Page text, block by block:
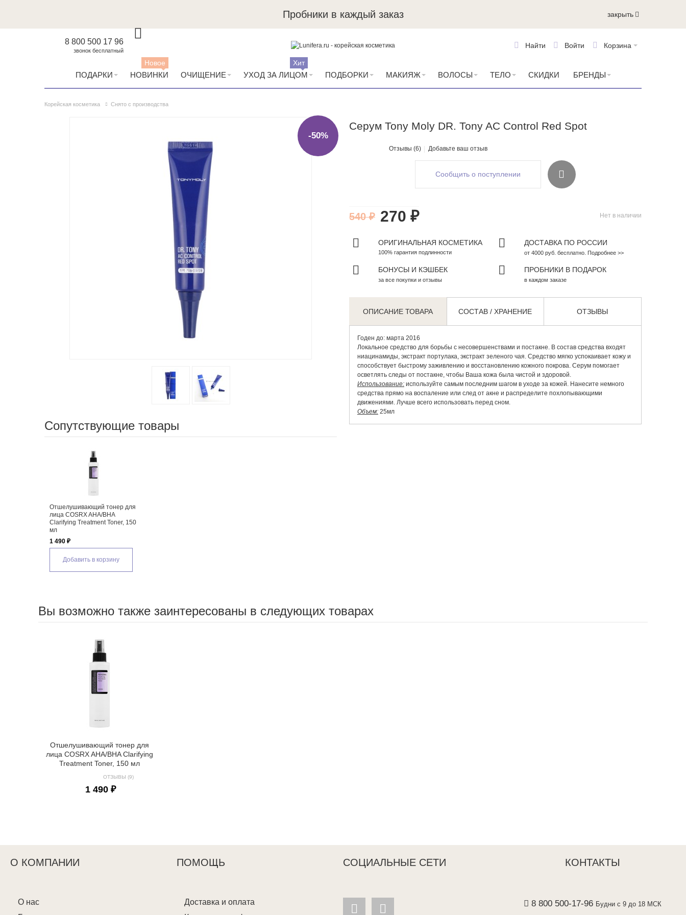
Пробники в каждый заказ закрыть
8 800 500 17 96
звонок бесплатный
Корзина
Войти
Найти
ПОДАРКИ НОВИНКИ
Новое
ОЧИЩЕНИЕ УХОД ЗА ЛИЦОМ
Хит
ПОДБОРКИ МАКИЯЖ ВОЛОСЫ ТЕЛО СКИДКИ БРЕНДЫ
Корейская косметика Снято с производства
Серум Tony Moly DR. Tony AC Control Red Spot
Отзывы (6) Добавьте ваш отзыв
-50%
Сопутствующие товары
Отшелушивающий тонер для
лица COSRX AHA/BHA
Clarifying Treatment Toner, 150
мл
1 490 ₽
Добавить в корзину
Сообщить о поступлении
Нет в наличии
270 ₽
540 ₽
ОРИГИНАЛЬНАЯ КОСМЕТИКА
100% гарантия подлинности
ДОСТАВКА ПО РОССИИ
от 4000 руб. бесплатно. Подробнее >>
БОНУСЫ И КЭШБЕК
за все покупки и отзывы
ПРОБНИКИ В ПОДАРОК
в каждом заказе
ОПИСАНИЕ ТОВАРА СОСТАВ / ХРАНЕНИЕ ОТЗЫВЫ
Годен до: марта 2016
Локальное средство для борьбы с несовершенствами и постакне. В состав средства входят
ниацинамиды, экстракт портулака, экстракт зеленого чая. Средство мягко успокаивает кожу и
способствует быстрому заживлению и восстановлению кожного покрова. Серум помогает
осветлять следы от постакне, чтобы Ваша кожа была чистой и здоровой.
Использование:используйте самым последним шагом в уходе за кожей. Нанесите немного
средства прямо на воспаление или след от акне и распределите похлопывающими
движениями. Лучше всего использовать перед сном.
Объем:25мл
Вы возможно также заинтересованы в следующих товарах
Отшелушивающий тонер для
лица COSRX AHA/BHA Clarifying
Treatment Toner, 150 мл
ОТЗЫВЫ (9)
1 490 ₽
О КОМПАНИИ ПОМОЩЬ СОЦИАЛЬНЫЕ СЕТИ КОНТАКТЫ
О нас
Доставка и оплата
8 800 500-17-96 Будни с 9 до 18 МСК